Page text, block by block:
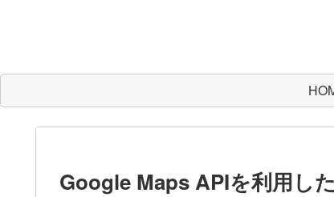
Google Maps APIを利用し